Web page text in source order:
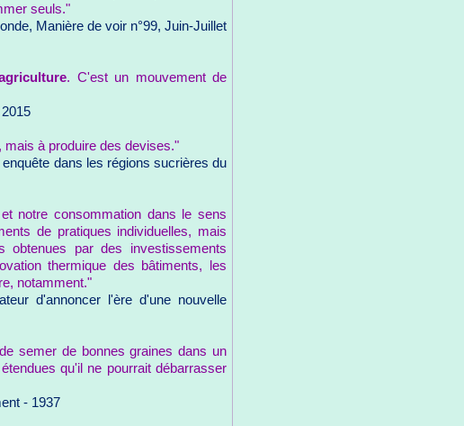
seuls."
Manière de voir n°99, Juin-Juillet
. C'est un mouvement de
mais à produire des devises."
dans les régions sucrières du
notre consommation dans le sens
de pratiques individuelles, mais
obtenues par des investissements
thermique des bâtiments, les
notamment."
d'annoncer l'ère d'une nouvelle
semer de bonnes graines dans un
qu'il ne pourrait débarrasser
- 1937